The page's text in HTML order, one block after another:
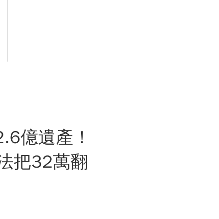
億遺產！
把32萬翻